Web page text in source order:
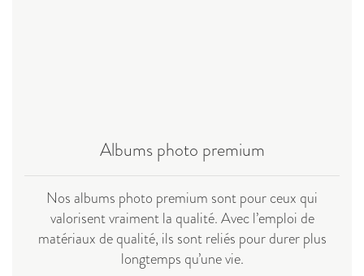
Albums photo premium
Nos albums photo premium sont pour ceux qui
valorisent vraiment la qualité. Avec l’emploi de
matériaux de qualité, ils sont reliés pour durer plus
longtemps qu’une vie.